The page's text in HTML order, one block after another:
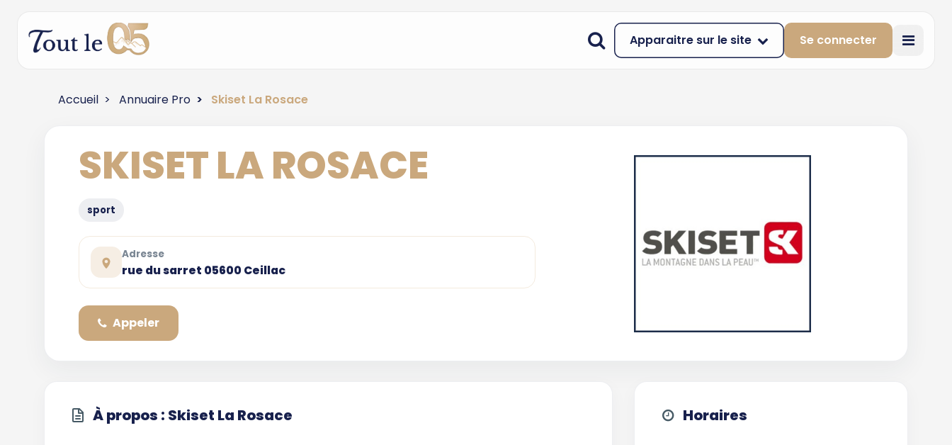
Apparaitre sur le site Se connecter
Accueil Annuaire Pro Skiset La Rosace
SKISET LA ROSACE
sport
Adresse
rue du sarret 05600 Ceillac
Appeler
À propos : Skiset La Rosace Horaires